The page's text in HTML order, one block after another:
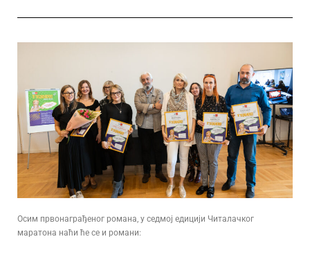
Осим првонаграђеног романа, у седмој едицији Читалачког
маратона наћи ће се и романи: